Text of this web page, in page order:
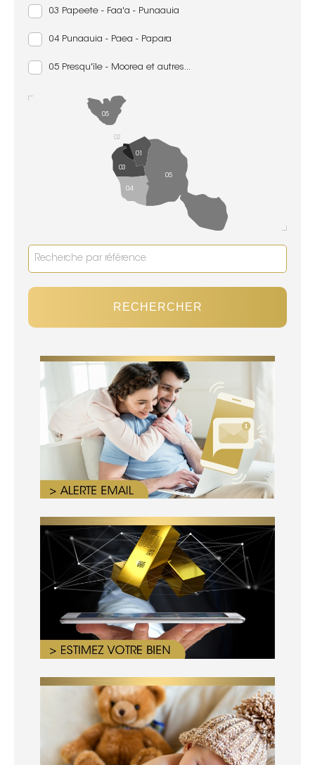
03 Papeete - Faa'a - Punaauia
04 Punaauia - Paea - Papara
05 Presqu'île - Moorea et autres...
01
02
03
04
05
05
RECHERCHER